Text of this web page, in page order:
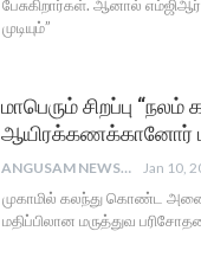
பேசுகிறார்கள். ஆனால்
முடியும்”
மாபெரும் சிறப்பு
ஆயிரக்கணக்கானோர்
ANGUSAM NEWS Jan 10,
முகாமில் கலந்து கொண்ட
மதிப்பிலான மருத்துவ